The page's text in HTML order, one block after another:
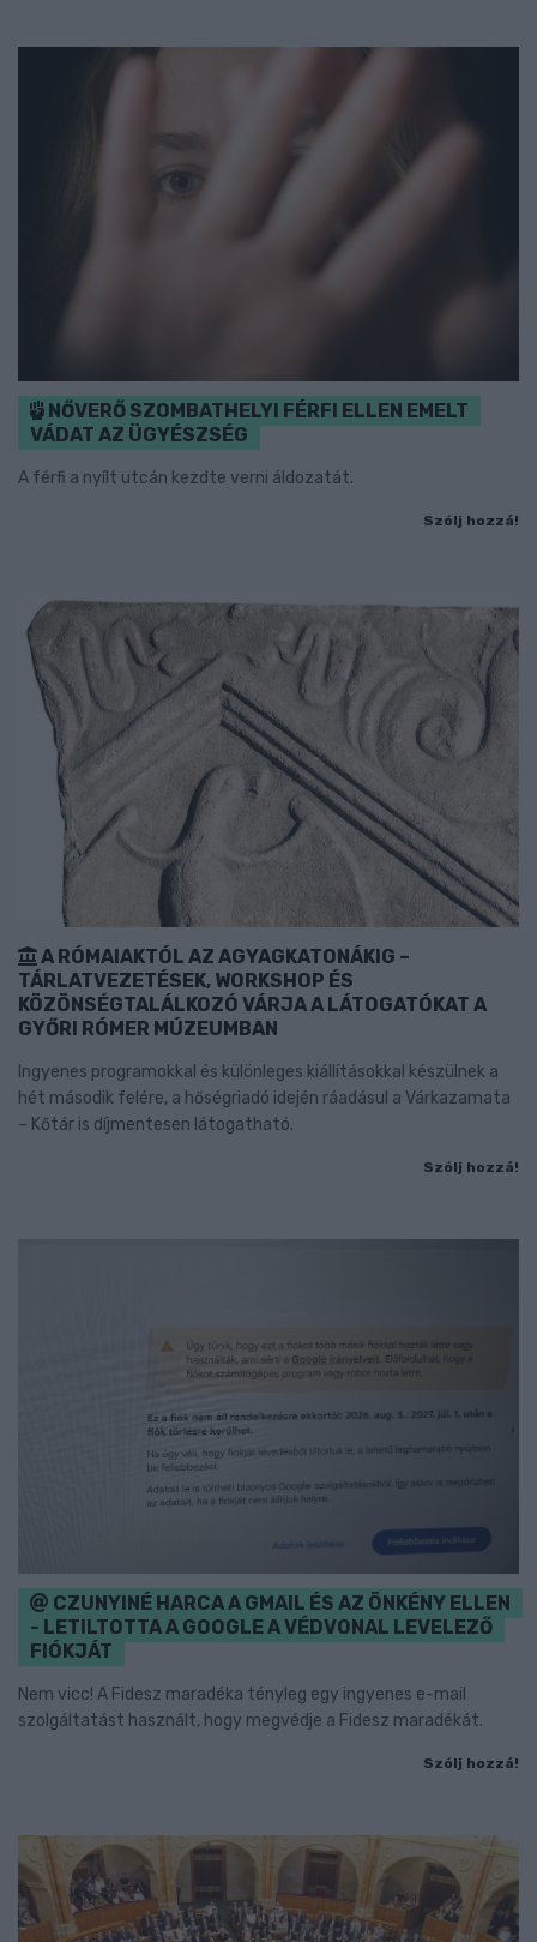
NŐVERŐ SZOMBATHELYI FÉRFI ELLEN EMELT
VÁDAT AZ ÜGYÉSZSÉG
A férfi a nyílt utcán kezdte verni áldozatát.
Szólj hozzá!
A RÓMAIAKTÓL AZ AGYAGKATONÁKIG –
TÁRLATVEZETÉSEK, WORKSHOP ÉS
KÖZÖNSÉGTALÁLKOZÓ VÁRJA A LÁTOGATÓKAT A
GYŐRI RÓMER MÚZEUMBAN
Ingyenes programokkal és különleges kiállításokkal készülnek a
hét második felére, a hőségriadó idején ráadásul a Várkazamata
– Kőtár is díjmentesen látogatható.
Szólj hozzá!
CZUNYINÉ HARCA A GMAIL ÉS AZ ÖNKÉNY ELLEN
- LETILTOTTA A GOOGLE A VÉDVONAL LEVELEZŐ
FIÓKJÁT
Nem vicc! A Fidesz maradéka tényleg egy ingyenes e-mail
szolgáltatást használt, hogy megvédje a Fidesz maradékát.
Szólj hozzá!